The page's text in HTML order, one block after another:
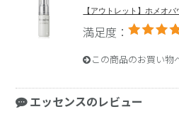
【アウトレット】ホメオ
満足度：
この商品のお買い物
エッセンスのレビュー